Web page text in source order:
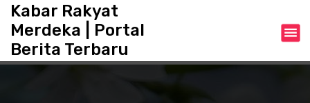
t
Kabar Rakyat
Merdeka | Portal
Berita Terbaru